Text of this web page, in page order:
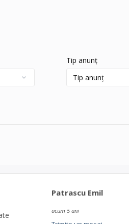
Tip anunț
Patrascu Emil
acum 5 ani